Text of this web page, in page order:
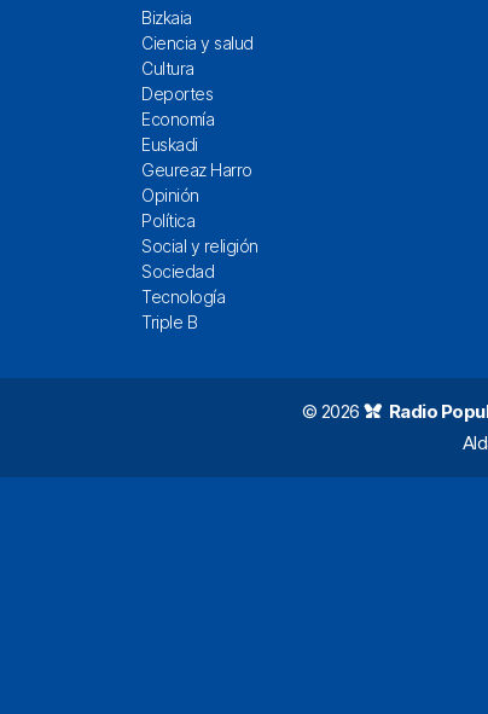
Bizkaia
Ciencia y salud
Cultura
Deportes
Economía
Euskadi
Geureaz Harro
Opinión
Política
Social y religión
Sociedad
Tecnología
Triple B
© 2026 Radio